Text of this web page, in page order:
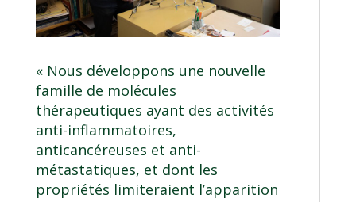
« Nous développons une nouvelle
famille de molécules
thérapeutiques ayant des activités
anti-inflammatoires,
anticancéreuses et anti-
métastatiques, et dont les
propriétés limiteraient l’apparition